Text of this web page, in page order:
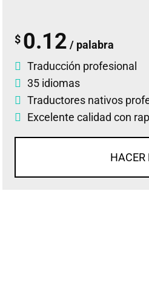
$ 0.12 / palabra
Traducción profesional
35 idiomas
Traductores nativos
Excelente calidad con
HACER